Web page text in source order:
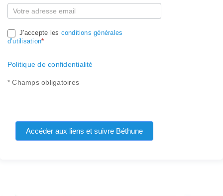
J'accepte les conditions générales
d’utilisation*
Politique de confidentialité
* Champs obligatoires
Accéder aux liens et suivre Béthune